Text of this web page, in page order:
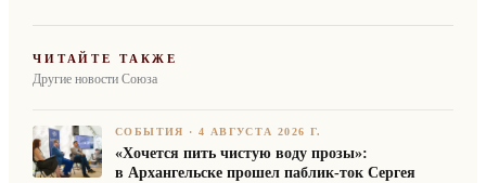
ЧИТАЙТЕ ТАКЖЕ
Другие новости Союза
СОБЫТИЯ ·4 АВГУСТА 2026 Г.
«Хочется пить чистую воду прозы»:
в Архангельске прошел паблик-ток Сергея